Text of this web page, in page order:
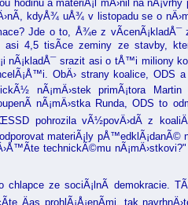
a materiÃ¡l mÄ›nil na nÃ¡vrhy
kdyÅ¾ uÅ¾ v listopadu se o
Jde o to, Å¾e z vÃ­cenÃ¡kladÅ¯
asi 4,5 tisÃ­ce zeminy ze stavby,
nÃ¡kladÅ¯ srazit asi o tÅ™i miliony
ObÄ› strany koalice, ODS
nÃ¡mÄ›stek primÃ¡tora
nÃ¡mÄ›stka Runda, ODS to
pohrozila vÃ½povÄ›dÃ­ z
materiÃ¡ly pÅ™edklÃ¡danÃ©
technickÃ©mu
chlapce ze sociÃ¡lnÃ­ demokracie.
Äas prohlÃ¡Å¡enÃ­mi, tak